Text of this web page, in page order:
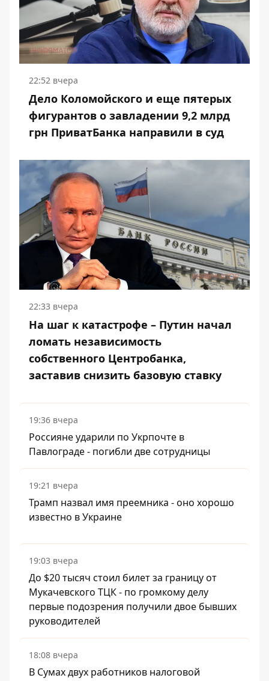
22:52 вчера
Дело Коломойского и еще пятерых
фигурантов о завладении 9,2 млрд
грн ПриватБанка направили в суд
22:33 вчера
На шаг к катастрофе – Путин начал
ломать независимость
собственного Центробанка,
заставив снизить базовую ставку
19:36 вчера
Россияне ударили по Укрпочте в
Павлограде - погибли две сотрудницы
19:21 вчера
Трамп назвал имя преемника - оно хорошо
известно в Украине
19:03 вчера
До $20 тысяч стоил билет за границу от
Мукачевского ТЦК - по громкому делу
первые подозрения получили двое бывших
руководителей
18:08 вчера
В Сумах двух работников налоговой